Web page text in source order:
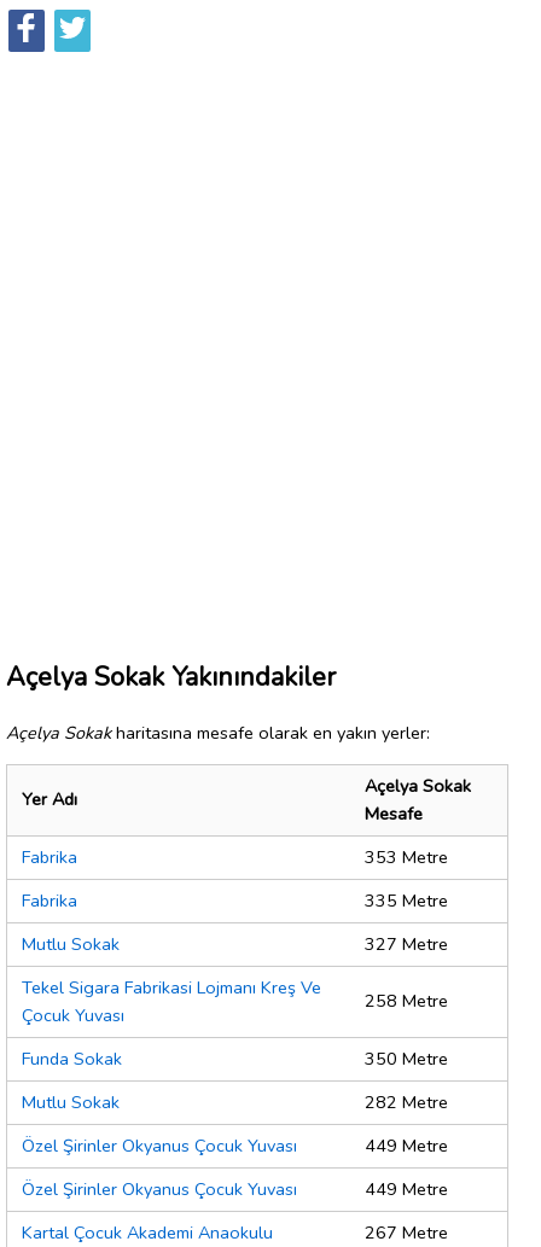
Açelya Sokak Yakınındakiler
Açelya Sokakharitasına mesafe olarak en yakın yerler:
Yer Adı
Açelya Sokak
Mesafe
Fabrika
353 Metre
Fabrika
335 Metre
Mutlu Sokak
327 Metre
Tekel Sigara Fabrikasi Lojmanı Kreş Ve
Çocuk Yuvası
258 Metre
Funda Sokak
350 Metre
Mutlu Sokak
282 Metre
Özel Şirinler Okyanus Çocuk Yuvası
449 Metre
Özel Şirinler Okyanus Çocuk Yuvası
449 Metre
Kartal Çocuk Akademi Anaokulu
267 Metre